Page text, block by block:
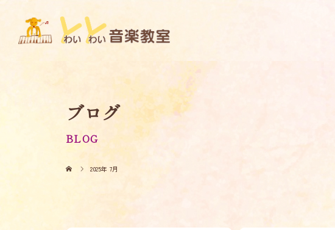
ブログ
BLOG
2025年 7月